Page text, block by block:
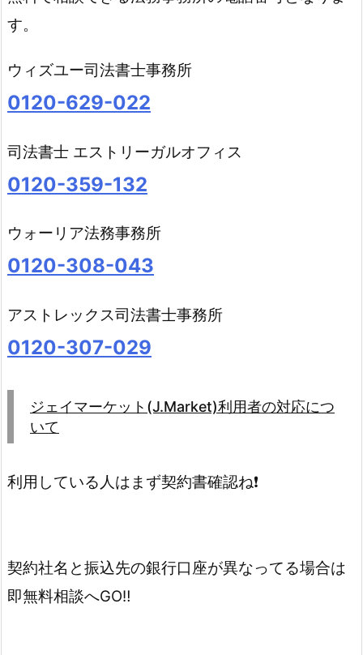
す。
ウィズユー司法書士事務所
0120-629-022
司法書士 エストリーガルオフィス
0120-359-132
ウォーリア法務事務所
0120-308-043
アストレックス司法書士事務所
0120-307-029
ジェイマーケット(J.Market)利用者の対応につ
いて
利用している人はまず契約書確認ね❗️
契約社名と振込先の銀行口座が異なってる場合は
即無料相談へGO‼️